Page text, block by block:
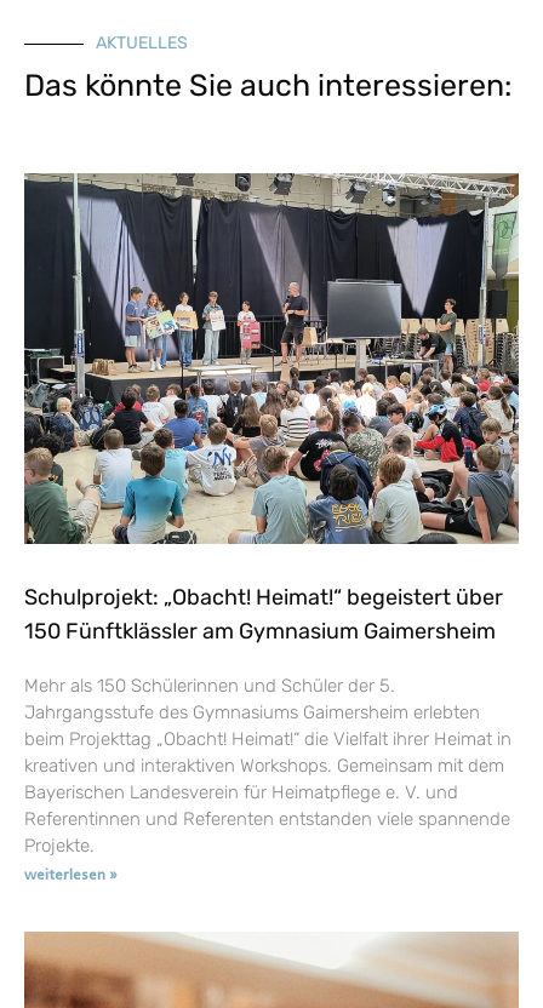
AKTUELLES
Das könnte Sie auch interessieren:
Schulprojekt: „Obacht! Heimat!“ begeistert über
150 Fünftklässler am Gymnasium Gaimersheim
Mehr als 150 Schülerinnen und Schüler der 5.
Jahrgangsstufe des Gymnasiums Gaimersheim erlebten
beim Projekttag „Obacht! Heimat!“ die Vielfalt ihrer Heimat in
kreativen und interaktiven Workshops. Gemeinsam mit dem
Bayerischen Landesverein für Heimatpflege e. V. und
Referentinnen und Referenten entstanden viele spannende
Projekte.
weiterlesen »